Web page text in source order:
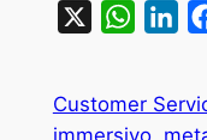
Customer